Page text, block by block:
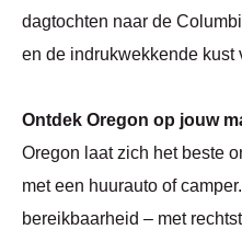
dagtochten naar de
en de indrukwekkende kust
Ontdek Oregon op jouw
Oregon laat zich het beste
met een huurauto of
bereikbaarheid – met